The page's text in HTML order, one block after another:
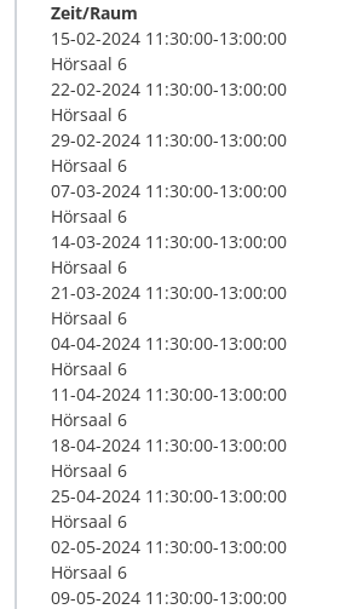
Zeit/Raum
15-02-2024 11:30:00-13:00:00
Hörsaal 6
22-02-2024 11:30:00-13:00:00
Hörsaal 6
29-02-2024 11:30:00-13:00:00
Hörsaal 6
07-03-2024 11:30:00-13:00:00
Hörsaal 6
14-03-2024 11:30:00-13:00:00
Hörsaal 6
21-03-2024 11:30:00-13:00:00
Hörsaal 6
04-04-2024 11:30:00-13:00:00
Hörsaal 6
11-04-2024 11:30:00-13:00:00
Hörsaal 6
18-04-2024 11:30:00-13:00:00
Hörsaal 6
25-04-2024 11:30:00-13:00:00
Hörsaal 6
02-05-2024 11:30:00-13:00:00
Hörsaal 6
09-05-2024 11:30:00-13:00:00